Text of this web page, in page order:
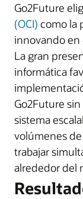
Go2Future
(OCI) como la
innovando en
La gran
informática
Go2Future
sistema
volúmenes
trabajar
alrededor del